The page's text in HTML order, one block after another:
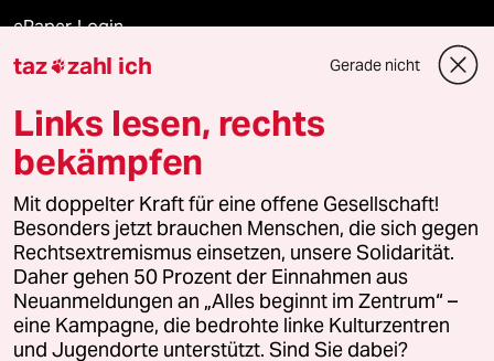
ePaper Login
Downloads für Abonnierende
© 2026 taz Verlags und Vertriebs GmbH
Alle Rechte vorbehalten. Bei rechtlichen Fragen oder für Genehmigungen
wenden Sie sich bitte an
lizenzen@taz.de
Feedback Redaktionsstatut Kommune-Richtlinien
Leitlinie Informant Datenschutz Impressum AGB
taz zahl ich Gerade nicht
Links lesen, rechts
bekämpfen
Mit doppelter Kraft für eine offene Gesellschaft!
Besonders jetzt brauchen Menschen, die sich gegen
Rechtsextremismus einsetzen, unsere Solidarität.
Daher gehen 50 Prozent der Einnahmen aus
Neuanmeldungen an „Alles beginnt im Zentrum“ –
eine Kampagne, die bedrohte linke Kulturzentren
und Jugendorte unterstützt. Sind Sie dabei?